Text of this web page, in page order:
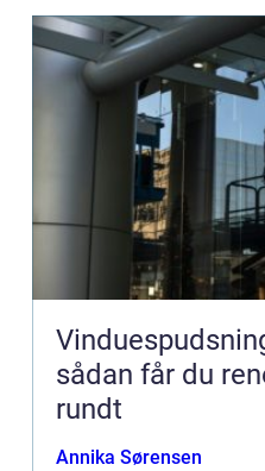
sådan får du
rundt
Annika Sørensen